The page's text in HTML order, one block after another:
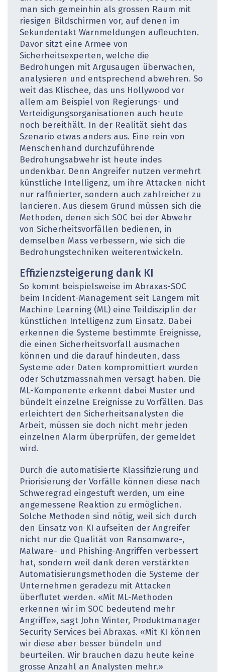
man sich gemeinhin als grossen Raum mit
riesigen Bildschirmen vor, auf denen im
Sekundentakt Warnmeldungen aufleuchten.
Davor sitzt eine Armee von
Sicherheitsexperten, welche die
Bedrohungen mit Argusaugen überwachen,
analysieren und entsprechend abwehren. So
weit das Klischee, das uns Hollywood vor
allem am Beispiel von Regierungs- und
Verteidigungsorganisationen auch heute
noch bereithält. In der Realität sieht das
Szenario etwas anders aus. Eine rein von
Menschenhand durchzuführende
Bedrohungsabwehr ist heute indes
undenkbar. Denn Angreifer nutzen vermehrt
künstliche Intelligenz, um ihre Attacken nicht
nur raffinierter, sondern auch zahlreicher zu
lancieren. Aus diesem Grund müssen sich die
Methoden, denen sich SOC bei der Abwehr
von Sicherheitsvorfällen bedienen, in
demselben Mass verbessern, wie sich die
Bedrohungstechniken weiterentwickeln.
Effizienzsteigerung dank KI
So kommt beispielsweise im Abraxas-SOC
beim Incident-Management seit Langem mit
Machine Learning (ML) eine Teildisziplin der
künstlichen Intelligenz zum Einsatz. Dabei
erkennen die Systeme bestimmte Ereignisse,
die einen Sicherheitsvorfall ausmachen
können und die darauf hindeuten, dass
Systeme oder Daten kompromittiert wurden
oder Schutzmassnahmen versagt haben. Die
ML-Komponente erkennt dabei Muster und
bündelt einzelne Ereignisse zu Vorfällen. Das
erleichtert den Sicherheitsanalysten die
Arbeit, müssen sie doch nicht mehr jeden
einzelnen Alarm überprüfen, der gemeldet
wird.
Durch die automatisierte Klassifizierung und
Priorisierung der Vorfälle können diese nach
Schweregrad eingestuft werden, um eine
angemessene Reaktion zu ermöglichen.
Solche Methoden sind nötig, weil sich durch
den Einsatz von KI aufseiten der Angreifer
nicht nur die Qualität von Ransomware-,
Malware- und Phishing-Angriffen verbessert
hat, sondern weil dank deren verstärkten
Automatisierungsmethoden die Systeme der
Unternehmen geradezu mit Attacken
überflutet werden. «Mit ML-Methoden
erkennen wir im SOC bedeutend mehr
Angriffe», sagt John Winter, Produktmanager
Security Services bei Abraxas. «Mit KI können
wir diese aber besser bündeln und
beurteilen. Wir brauchen dazu heute keine
grosse Anzahl an Analysten mehr.»